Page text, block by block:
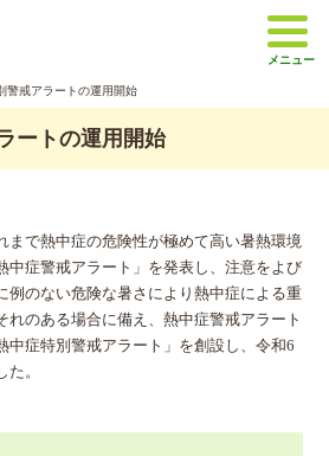
メニュー
警戒アラートの運用開始
ートの運用開始
まで熱中症の危険性が極めて高い暑熱環境
中症警戒アラート」を発表し、注意をよび
例のない危険な暑さにより熱中症による重
れのある場合に備え、熱中症警戒アラート
中症特別警戒アラート」を創設し、令和6
。